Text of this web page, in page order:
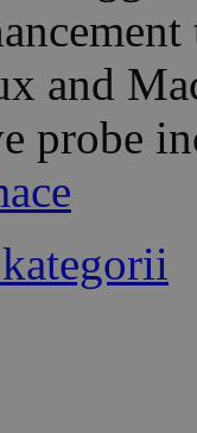
and
probe